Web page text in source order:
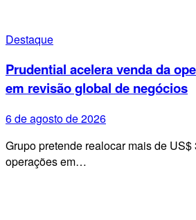
Destaque
Prudential acelera venda da
em revisão global de negócios
6 de agosto de 2026
Grupo pretende realocar mais de
operações em…